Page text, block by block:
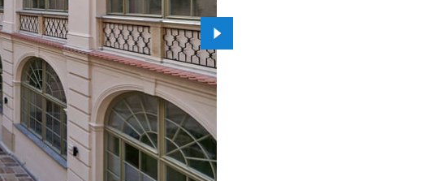
Przejdź do kolejnego zdjęcia.